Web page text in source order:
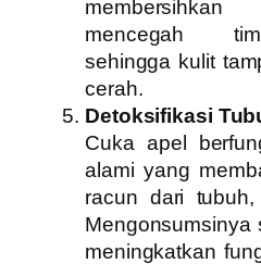
mencegah
sehingga kulit
cerah.
Detoksifikasi
Cuka apel
alami yang
racun dari
Mengonsumsinya
meningkatkan